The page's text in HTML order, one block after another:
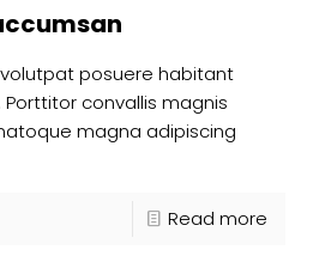
posuere habitant
convallis magnis
magna adipiscing
Read more